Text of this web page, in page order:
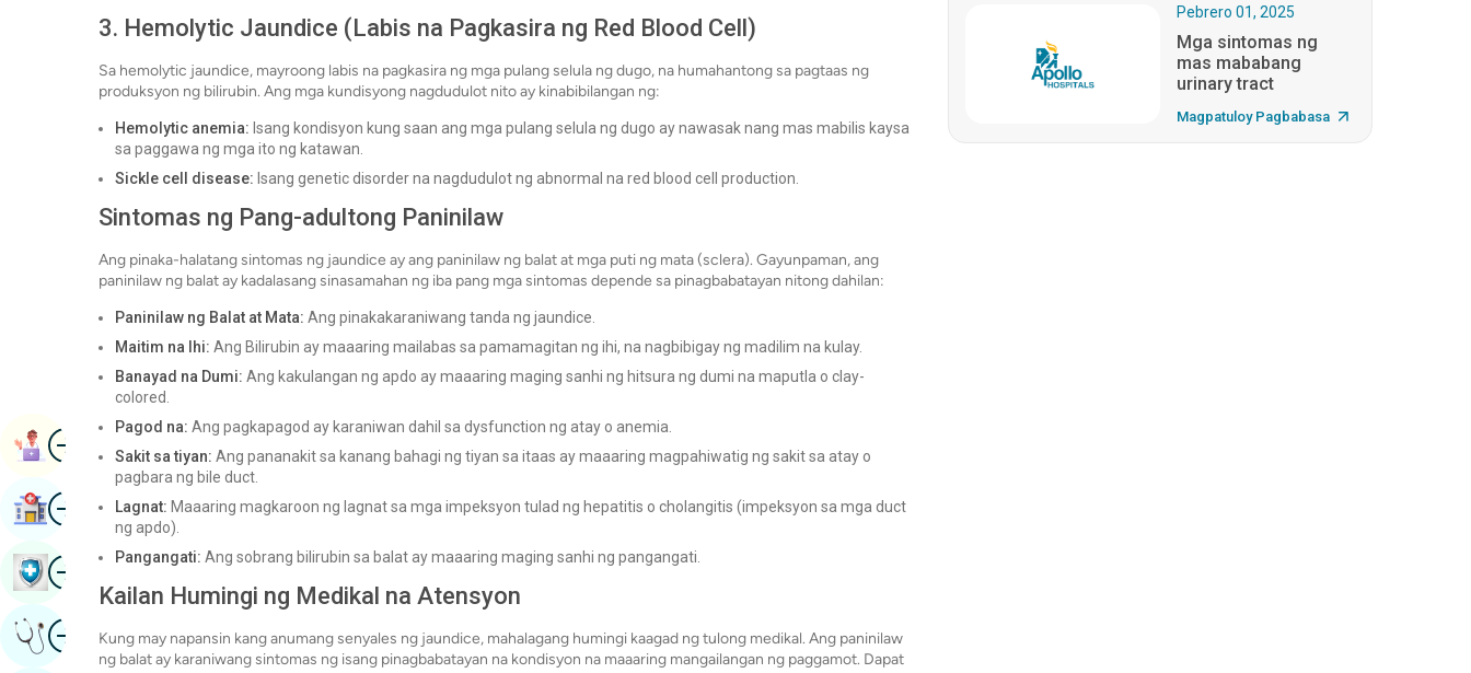
3. Hemolytic Jaundice (Labis na Pagkasira ng Red Blood Cell)
Sa hemolytic jaundice, mayroong labis na pagkasira ng mga pulang selula ng dugo, na humahantong sa pagtaas ng
produksyon ng bilirubin. Ang mga kundisyong nagdudulot nito ay kinabibilangan ng:
Hemolytic anemia: Isang kondisyon kung saan ang mga pulang selula ng dugo ay nawasak nang mas mabilis kaysa
sa paggawa ng mga ito ng katawan.
Sickle cell disease: Isang genetic disorder na nagdudulot ng abnormal na red blood cell production.
Sintomas ng Pang-adultong Paninilaw
Ang pinaka-halatang sintomas ng jaundice ay ang paninilaw ng balat at mga puti ng mata (sclera). Gayunpaman, ang
paninilaw ng balat ay kadalasang sinasamahan ng iba pang mga sintomas depende sa pinagbabatayan nitong dahilan:
Paninilaw ng Balat at Mata: Ang pinakakaraniwang tanda ng jaundice.
Maitim na Ihi: Ang Bilirubin ay maaaring mailabas sa pamamagitan ng ihi, na nagbibigay ng madilim na kulay.
Banayad na Dumi: Ang kakulangan ng apdo ay maaaring maging sanhi ng hitsura ng dumi na maputla o clay-
colored.
Pagod na: Ang pagkapagod ay karaniwan dahil sa dysfunction ng atay o anemia.
Sakit sa tiyan: Ang pananakit sa kanang bahagi ng tiyan sa itaas ay maaaring magpahiwatig ng sakit sa atay o
pagbara ng bile duct.
Lagnat: Maaaring magkaroon ng lagnat sa mga impeksyon tulad ng hepatitis o cholangitis (impeksyon sa mga duct
ng apdo).
Pangangati: Ang sobrang bilirubin sa balat ay maaaring maging sanhi ng pangangati.
Kailan Humingi ng Medikal na Atensyon
Kung may napansin kang anumang senyales ng jaundice, mahalagang humingi kaagad ng tulong medikal. Ang paninilaw
ng balat ay karaniwang sintomas ng isang pinagbabatayan na kondisyon na maaaring mangailangan ng paggamot. Dapat
Pebrero 01, 2025
Mga sintomas ng
mas mababang
urinary tract
Magpatuloy Pagbabasa
ImahenPaghirang Ng Aklat
ImahenMaghanap Ng Ospital
ImahenBook Health Checkup
ImahenKumuha Ng Opinyon Ng Dalubhasa